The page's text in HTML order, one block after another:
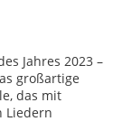
Jahres 2023 –
großartige
das mit
Liedern